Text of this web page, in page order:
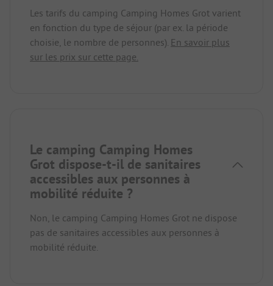
Les tarifs du camping Camping Homes Grot varient
en fonction du type de séjour (par ex. la période
choisie, le nombre de personnes). En savoir plus
sur les prix sur cette page.
Le camping Camping Homes
Grot dispose-t-il de sanitaires
accessibles aux personnes à
mobilité réduite ?
Non, le camping Camping Homes Grot ne dispose
pas de sanitaires accessibles aux personnes à
mobilité réduite.